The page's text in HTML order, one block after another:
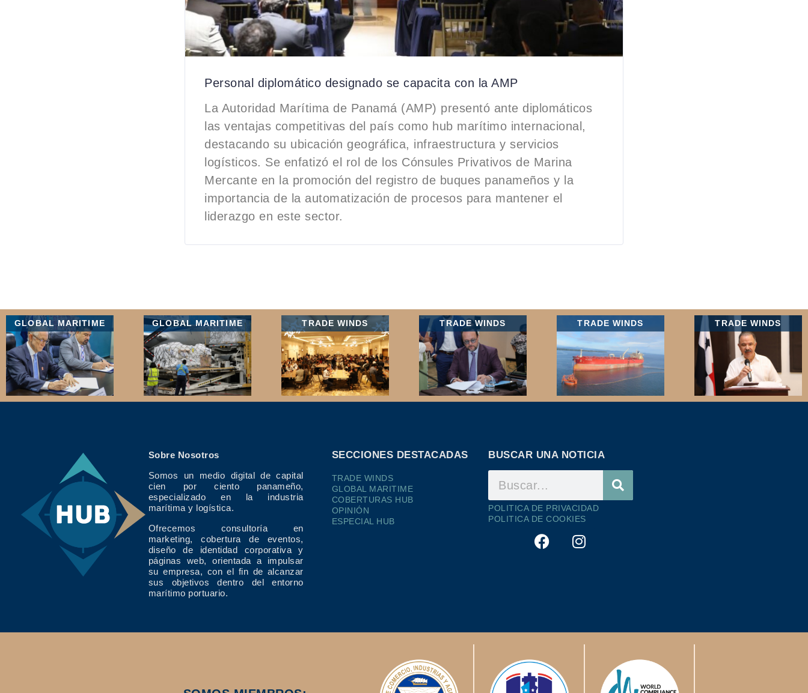
Personal diplomático designado se capacita con la AMP
La Autoridad Marítima de Panamá (AMP) presentó ante diplomáticos
las ventajas competitivas del país como hub marítimo internacional,
destacando su ubicación geográfica, infraestructura y servicios
logísticos. Se enfatizó el rol de los Cónsules Privativos de Marina
Mercante en la promoción del registro de buques panameños y la
importancia de la automatización de procesos para mantener el
liderazgo en este sector.
GLOBAL MARITIME GLOBAL MARITIME TRADE WINDS TRADE WINDS TRADE WINDS TRADE WINDS
Sobre Nosotros
Somos un medio digital de capital
cien por ciento panameño,
especializado en la industria
marítima y logística.
Ofrecemos consultoría en
marketing, cobertura de eventos,
diseño de identidad corporativa y
páginas web, orientada a impulsar
su empresa, con el fin de alcanzar
sus objetivos dentro del entorno
marítimo portuario.
SECCIONES DESTACADAS
TRADE WINDS
GLOBAL MARITIME
COBERTURAS HUB
OPINIÓN
ESPECIAL HUB
BUSCAR UNA NOTICIA
POLITICA DE PRIVACIDAD
POLITICA DE COOKIES